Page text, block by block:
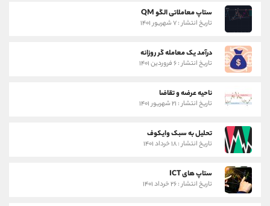
ستاپ معاملاتی الگو QM
تاریخ انتشار : ۷ شهریور ۱۴۰۱
درآمد یک معامله گر روزانه
تاریخ انتشار : ۶ فروردین ۱۴۰۱
ناحیه عرضه و تقاضا
تاریخ انتشار : ۲۱ شهریور ۱۴۰۱
تحلیل به سبک وایکوف
تاریخ انتشار : ۱۸ خرداد ۱۴۰۱
ستاپ های ICT
تاریخ انتشار : ۲۶ خرداد ۱۴۰۱